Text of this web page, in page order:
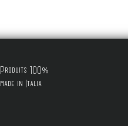
Produits 100%
made in Italia